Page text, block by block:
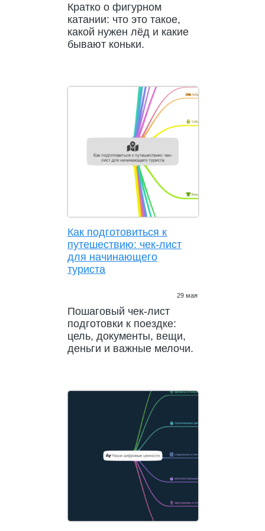
Кратко о фигурном
катании: что это такое,
какой нужен лёд и какие
бывают коньки.
Как подготовиться к
путешествию: чек-лист
для начинающего
туриста
29 мая
Пошаговый чек-лист
подготовки к поездке:
цель, документы, вещи,
деньги и важные мелочи.